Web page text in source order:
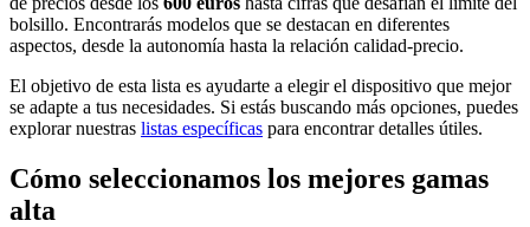
bolsillo. Encontrarás modelos que se destacan en diferentes
aspectos, desde la autonomía hasta la relación calidad-precio.
El objetivo de esta lista es ayudarte a elegir el dispositivo que mejor
se adapte a tus necesidades. Si estás buscando más opciones, puedes
explorar nuestras listas específicas para encontrar detalles útiles.
Cómo seleccionamos los mejores gamas
alta